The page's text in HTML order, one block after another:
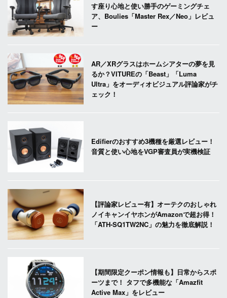
す座り心地と使い勝手のゲーミングチェ
ア、Boulies「Master Rex／Neo」レビュ
ー
AR／XRグラスはホームシアターの夢を見
るか？VITUREの「Beast」「Luma
Ultra」をオーディオビジュアル評論家がチ
ェック！
Edifierのおすすめ3機種を厳選レビュー！
音質と使い心地をVGP審査員が実機検証
【評論家レビュー有】オーテクのおしゃれ
ノイキャンイヤホンがAmazonで超お得！
「ATH-SQ1TW2NC」の魅力を徹底解説！
【期間限定クーポン情報も】日常からスポ
ーツまで！ タフで多機能な「Amazfit
Active Max」をレビュー